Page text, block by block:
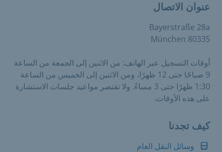
عنوان الاتصال
Bayerstraße 28a
80335 München
أوقات التسجيل عبر الهاتف: من الاثنين إلى الجمعة من الساعة
9 صباحًا حتى 12 ظهرًا، ومن الاثنين إلى الخميس من الساعة
1:30 ظهرًا حتى 3 مساءً. ولا تقتصر مواعيد جلسات الاستشارة
على هذه الأوقات.
كيف تجدنا
وسائل النقل العام